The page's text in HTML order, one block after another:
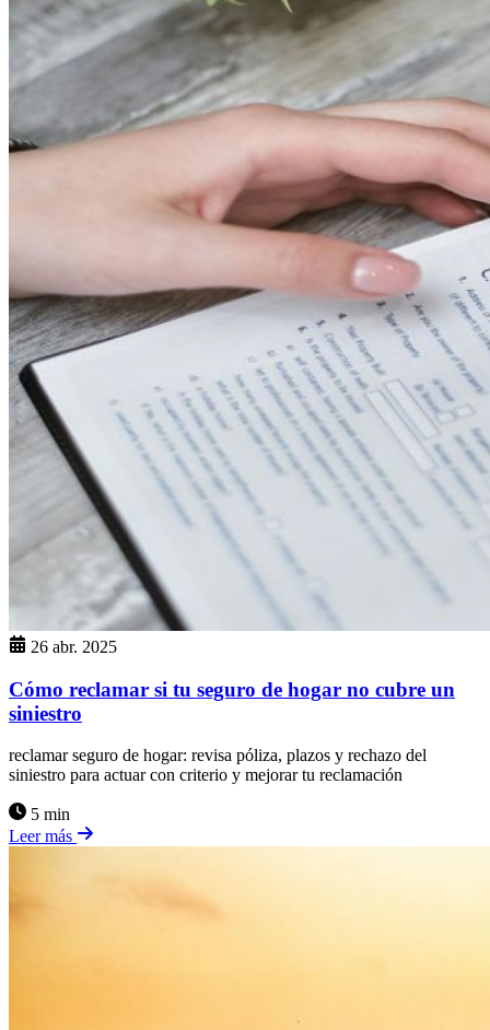
26 abr. 2025
Cómo reclamar si tu seguro de hogar no cubre un
siniestro
reclamar seguro de hogar: revisa póliza, plazos y rechazo del
siniestro para actuar con criterio y mejorar tu reclamación
5 min
Leer más